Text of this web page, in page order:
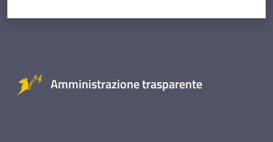
Amministrazione trasparente